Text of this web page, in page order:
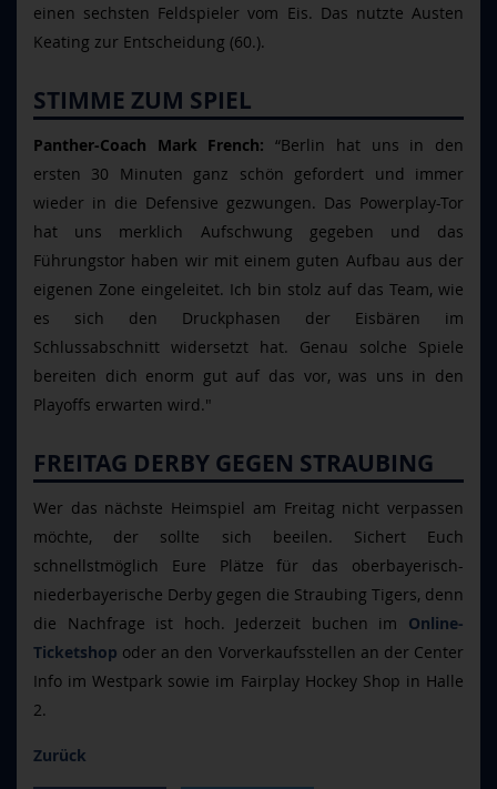
einen sechsten Feldspieler vom Eis. Das nutzte Austen
Keating zur Entscheidung (60.).
STIMME ZUM SPIEL
Panther-Coach Mark French: “Berlin hat uns in den
ersten 30 Minuten ganz schön gefordert und immer
wieder in die Defensive gezwungen. Das Powerplay-Tor
hat uns merklich Aufschwung gegeben und das
Führungstor haben wir mit einem guten Aufbau aus der
eigenen Zone eingeleitet. Ich bin stolz auf das Team, wie
es sich den Druckphasen der Eisbären im
Schlussabschnitt widersetzt hat. Genau solche Spiele
bereiten dich enorm gut auf das vor, was uns in den
Playoffs erwarten wird."
FREITAG DERBY GEGEN STRAUBING
Wer das nächste Heimspiel am Freitag nicht verpassen
möchte, der sollte sich beeilen. Sichert Euch
schnellstmöglich Eure Plätze für das oberbayerisch-
niederbayerische Derby gegen die Straubing Tigers, denn
die Nachfrage ist hoch. Jederzeit buchen im Online-
Ticketshop oder an den Vorverkaufsstellen an der Center
Info im Westpark sowie im Fairplay Hockey Shop in Halle
2.
Zurück